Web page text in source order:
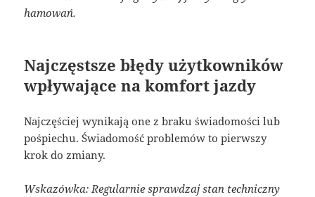
hamowań.
Najczęstsze błędy użytkowników
wpływające na komfort jazdy
Najczęściej wynikają one z braku świadomości lub
pośpiechu. Świadomość problemów to pierwszy
krok do zmiany.
Wskazówka: Regularnie sprawdzaj stan techniczny